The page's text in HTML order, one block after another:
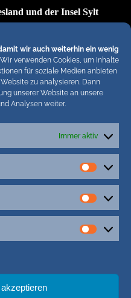
wir auch weiterhin ein wenig
verwenden Cookies, um Inhalte
für soziale Medien anbieten
zu analysieren. Dann
unserer Website an unsere
Analysen weiter.
Immer aktiv
und der Insel Sylt
die komplette
Blogs in anderen
rechtliche Schritte